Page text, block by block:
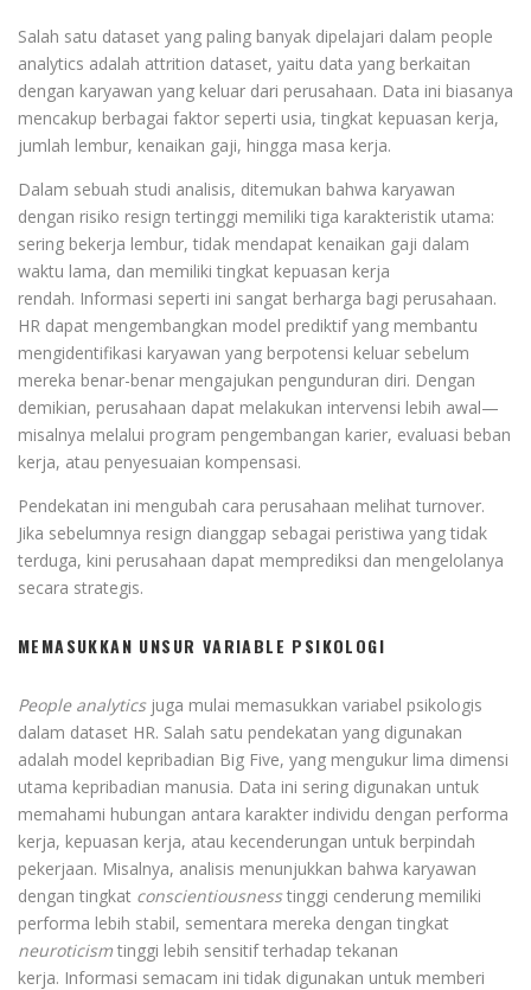
Salah satu dataset yang paling banyak dipelajari dalam people
analytics adalah attrition dataset, yaitu data yang berkaitan
dengan karyawan yang keluar dari perusahaan. Data ini biasanya
mencakup berbagai faktor seperti usia, tingkat kepuasan kerja,
jumlah lembur, kenaikan gaji, hingga masa kerja.
Dalam sebuah studi analisis, ditemukan bahwa karyawan
dengan risiko resign tertinggi memiliki tiga karakteristik utama:
sering bekerja lembur, tidak mendapat kenaikan gaji dalam
waktu lama, dan memiliki tingkat kepuasan kerja
rendah. Informasi seperti ini sangat berharga bagi perusahaan.
HR dapat mengembangkan model prediktif yang membantu
mengidentifikasi karyawan yang berpotensi keluar sebelum
mereka benar-benar mengajukan pengunduran diri. Dengan
demikian, perusahaan dapat melakukan intervensi lebih awal—
misalnya melalui program pengembangan karier, evaluasi beban
kerja, atau penyesuaian kompensasi.
Pendekatan ini mengubah cara perusahaan melihat turnover.
Jika sebelumnya resign dianggap sebagai peristiwa yang tidak
terduga, kini perusahaan dapat memprediksi dan mengelolanya
secara strategis.
MEMASUKKAN UNSUR VARIABLE PSIKOLOGI
People analyticsjuga mulai memasukkan variabel psikologis
dalam dataset HR. Salah satu pendekatan yang digunakan
adalah model kepribadian Big Five, yang mengukur lima dimensi
utama kepribadian manusia. Data ini sering digunakan untuk
memahami hubungan antara karakter individu dengan performa
kerja, kepuasan kerja, atau kecenderungan untuk berpindah
pekerjaan. Misalnya, analisis menunjukkan bahwa karyawan
dengan tingkat conscientiousnesstinggi cenderung memiliki
performa lebih stabil, sementara mereka dengan tingkat
neuroticism tinggi lebih sensitif terhadap tekanan
kerja. Informasi semacam ini tidak digunakan untuk memberi